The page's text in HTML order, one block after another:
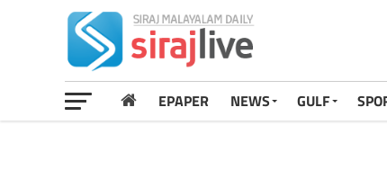
EPAPER NEWS GULF